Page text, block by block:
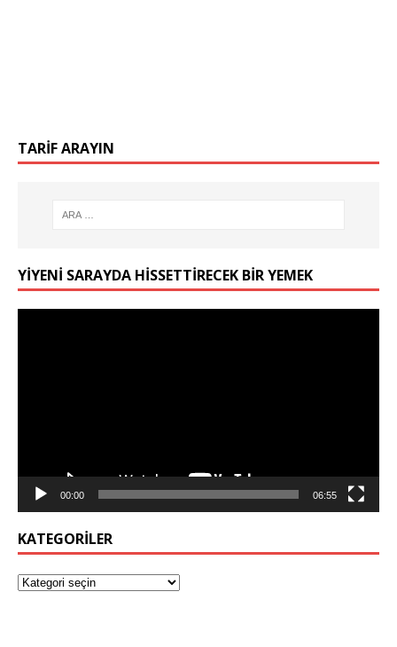
TARIF ARAYIN
YIYENI SARAYDA HISSETTIRECEK BIR YEMEK
00:00 06:55
KATEGORILER